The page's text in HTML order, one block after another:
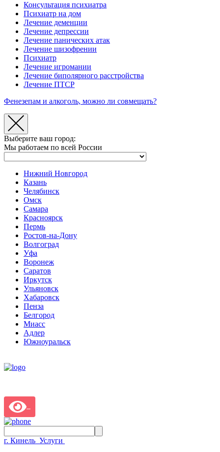
Консультация психиатра
Психиатр на дом
Лечение деменции
Лечение депрессии
Лечение панических атак
Лечение шизофрении
Психиатр
Лечение игромании
Лечение биполярного расстройства
Лечение ПТСР
Фенезепам и алкоголь, можно ли совмещать?
Выберите ваш город:
Мы работаем по всей России
Нижний Новгород
Казань
Челябинск
Омск
Самара
Красноярск
Пермь
Ростов-на-Дону
Волгоград
Уфа
Воронеж
Саратов
Иркутск
Ульяновск
Хабаровск
Пенза
Белгород
Миасс
Адлер
Южноуральск
г. Кинель Услуги